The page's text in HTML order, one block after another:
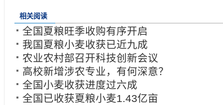
相关阅读
全国夏粮旺季收购有序开启
我国夏粮小麦收获已近九成
农业农村部召开科技创新会议
高校新增涉农专业，有何深意？
全国小麦收获进度过六成
全国已收获夏粮小麦1.43亿亩